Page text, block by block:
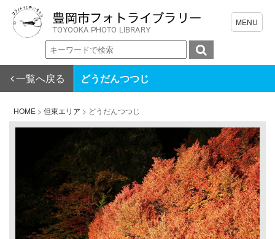
一覧へ戻る どうだんつつじ
HOME > 但東エリア > どうだんつつじ